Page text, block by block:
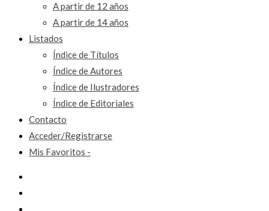
A partir de 12 años
A partir de 14 años
Listados
Índice de Títulos
Índice de Autores
Índice de Ilustradores
Índice de Editoriales
Contacto
Acceder/Registrarse
Mis Favoritos -